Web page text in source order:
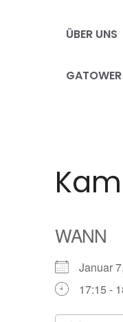
ÜBER UNS
WANN
Januar
17:15 -